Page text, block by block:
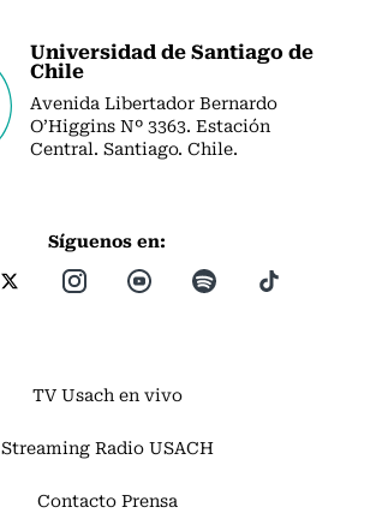
Universidad de Santiago de
Chile
Avenida Libertador Bernardo
O’Higgins Nº 3363. Estación
Central. Santiago. Chile.
Síguenos en:
TV Usach en vivo
Streaming Radio USACH
Contacto Prensa